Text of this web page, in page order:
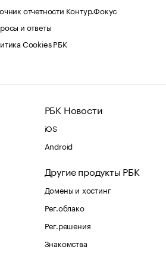
отчетности Контур.Фокус
и ответы
Cookies РБК
РБК Новости
iOS
Android
Другие продукты РБК
Домены и хостинг
Рег.облако
Рег.решения
Знакомства